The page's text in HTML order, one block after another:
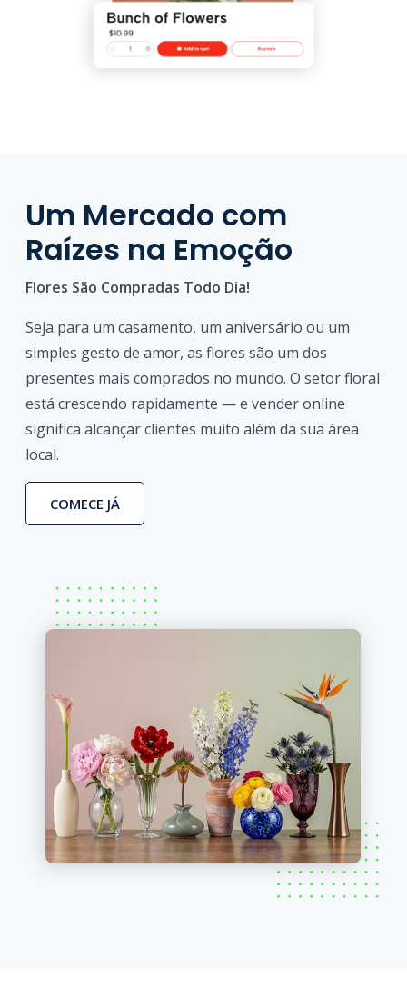
Um Mercado com
Raízes na Emoção
Flores São Compradas Todo Dia!
Seja para um casamento, um aniversário ou um
simples gesto de amor, as flores são um dos
presentes mais comprados no mundo. O setor floral
está crescendo rapidamente — e vender online
significa alcançar clientes muito além da sua área
local.
COMECE JÁ